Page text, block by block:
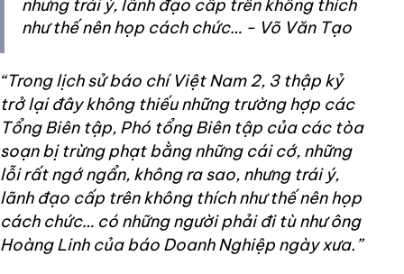
nhưng trái ý, lãnh đạo cấp trên không thích
như thế nên họp cách chức… - Võ Văn Tạo
“Trong lịch sử báo chí Việt Nam 2, 3 thập kỷ
trở lại đây không thiếu những trường hợp các
Tổng Biên tập, Phó tổng Biên tập của các tòa
soạn bị trừng phạt bằng những cái cớ, những
lỗi rất ngớ ngẩn, không ra sao, nhưng trái ý,
lãnh đạo cấp trên không thích như thế nên họp
cách chức… có những người phải đi tù như ông
Hoàng Linh của báo Doanh Nghiệp ngày xưa.”